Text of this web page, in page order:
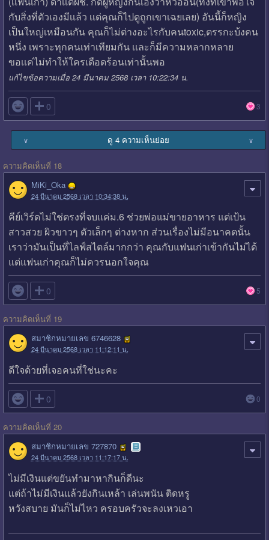
กับสิ่งที่ตัวเองมีเเล้ว เเต่คุณก็ไปดูถูกเขาเฉยเลย) อันนี้ก็หญิง
เป็นใหญ่เหมือนกัน คุณก็ไม่ต่างอะไรกับคนtoxic,ตรรกะบ้งคน
หนึ่ง เพราะทุกคนเท่าเทียมกัน เเละก็มีความหลากหลาย
ขอเเค่ไม่ทำให้ใครเดือดร้อนเท่านั้นพอ
แก้ไขข้อความเมื่อ 24 มีนาคม 2568 เวลา 10:22:34 น.
 0 3
∨ ดู 4 ความเห็นย่อย ∨
ความคิดเห็นที่ 18
MiKi_Oka
24 มีนาคม 2568 เวลา 10:34:38 น.
คีย์เวิร์ดไม่ใช่ตรงที่จบแค่ม.6 ช่วยพ่อแม่ขายอาหาร แต่เป้น
สาวสวย ผิวขาวๆ ตัวเล็กๆ ต่างหาก ส่วนเรื่องไม่มีอนาคตนั้น
เราว่ามันเป็นที่ไลฟ์สไตล์มากกว่า คุณกับแฟนเก่าเข้ากันไม่ได้
แต่แฟนเก่าคุณก็ไม่ควรนอกใจคุณ
 0 5
ความคิดเห็นที่ 19
สมาชิกหมายเลข 6746628
24 มีนาคม 2568 เวลา 11:12:11 น.
ดีใจด้วยที่เจอคนที่ใช่นะคะ
 0 0
ความคิดเห็นที่ 20
สมาชิกหมายเลข 727870
24 มีนาคม 2568 เวลา 11:17:17 น.
ไม่มีเงินแต่ขยันทำมาหากินก็ดีนะ
แต่ถ้าไม่มีเงินแล้วยังกินเหล้า เล่นพนัน ติดหรู
หวังสบาย มันก็ไม่ไหว ครอบครัวจะลงเหวเอา